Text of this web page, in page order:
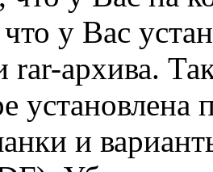
у Вас
rar-архива.
установлена
и